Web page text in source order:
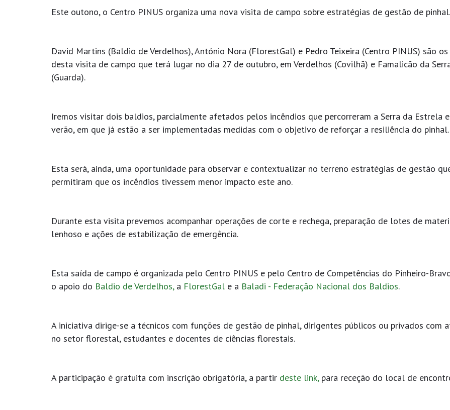
Este outono, o Centro PINUS organiza uma nova visita de campo sobre estratégias de gestão de pinhal.
David Martins (Baldio de Verdelhos), António Nora (FlorestGal) e Pedro Teixeira (Centro PINUS) são os
desta visita de campo que terá lugar no dia 27 de outubro, em Verdelhos (Covilhã) e Famalicão da
(Guarda).
Iremos visitar dois baldios, parcialmente afetados pelos incêndios que percorreram a Serra da Estrela
verão, em que já estão a ser implementadas medidas com o objetivo de reforçar a resiliência do pinhal.
Esta será, ainda, uma oportunidade para observar e contextualizar no terreno estratégias de gestão
permitiram que os incêndios tivessem menor impacto este ano.
Durante esta visita prevemos acompanhar operações de corte e rechega, preparação de lotes de
lenhoso e ações de estabilização de emergência.
Esta saída de campo é organizada pelo Centro PINUS e pelo Centro de Competências do Pinheiro-
o apoio do Baldio de Verdelhos,a FlorestGal e a Baladi - Federação Nacional dos Baldios.
A iniciativa dirige-se a técnicos com funções de gestão de pinhal, dirigentes públicos ou privados com
no setor florestal, estudantes e docentes de ciências florestais.
A participação é gratuita com inscrição obrigatória, a partir deste link,para receção do local de